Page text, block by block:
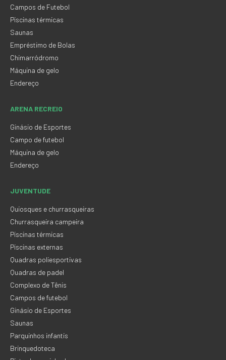
Campos de Futebol
Piscinas térmicas
Saunas
Empréstimo de Bolas
Chimarródromo
Máquina de gelo
Endereço
ARENA RECREIO
Ginásio de Esportes
Campo de futebol
Máquina de gelo
Endereço
JUVENTUDE
Quiosques e churrasqueiras
Churrasqueira campeira
Piscinas térmicas
Piscinas externas
Quadras poliesportivas
Quadras de padel
Complexo de Tênis
Campos de futebol
Ginásio de Esportes
Saunas
Parquinhos infantis
Brinquedoteca